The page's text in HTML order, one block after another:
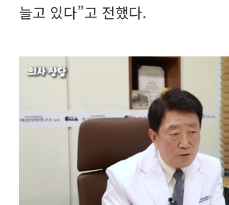
늘고 있다”고 전했다.